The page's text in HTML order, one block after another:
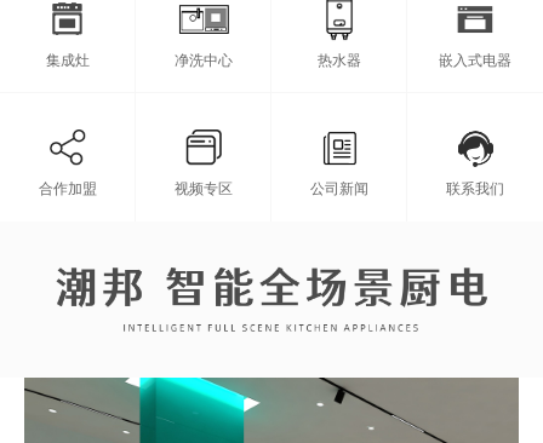
集成灶 净洗中心 热水器 嵌入式电器
合作加盟 视频专区 公司新闻 联系我们